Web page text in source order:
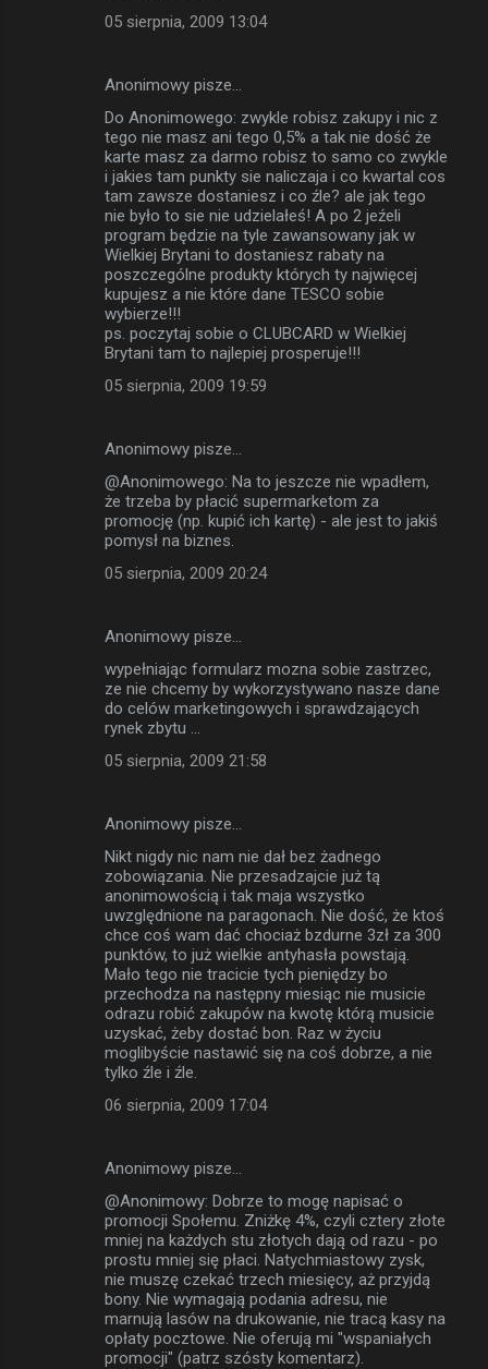
05 sierpnia, 2009 13:04
Anonimowy pisze…
Do Anonimowego: zwykle robisz zakupy i nic z
tego nie masz ani tego 0,5% a tak nie dość że
karte masz za darmo robisz to samo co zwykle
i jakies tam punkty sie naliczaja i co kwartal cos
tam zawsze dostaniesz i co źle? ale jak tego
nie było to sie nie udzielałeś! A po 2 jeźeli
program będzie na tyle zawansowany jak w
Wielkiej Brytani to dostaniesz rabaty na
poszczególne produkty których ty najwięcej
kupujesz a nie które dane TESCO sobie
wybierze!!!
ps. poczytaj sobie o CLUBCARD w Wielkiej
Brytani tam to najlepiej prosperuje!!!
05 sierpnia, 2009 19:59
Anonimowy pisze…
@Anonimowego: Na to jeszcze nie wpadłem,
że trzeba by płacić supermarketom za
promocję (np. kupić ich kartę) - ale jest to jakiś
pomysł na biznes.
05 sierpnia, 2009 20:24
Anonimowy pisze…
wypełniając formularz mozna sobie zastrzec,
ze nie chcemy by wykorzystywano nasze dane
do celów marketingowych i sprawdzających
rynek zbytu ...
05 sierpnia, 2009 21:58
Anonimowy pisze…
Nikt nigdy nic nam nie dał bez żadnego
zobowiązania. Nie przesadzajcie już tą
anonimowością i tak maja wszystko
uwzględnione na paragonach. Nie dość, że ktoś
chce coś wam dać chociaż bzdurne 3zł za 300
punktów, to już wielkie antyhasła powstają.
Mało tego nie tracicie tych pieniędzy bo
przechodza na następny miesiąc nie musicie
odrazu robić zakupów na kwotę którą musicie
uzyskać, żeby dostać bon. Raz w życiu
moglibyście nastawić się na coś dobrze, a nie
tylko źle i źle.
06 sierpnia, 2009 17:04
Anonimowy pisze…
@Anonimowy: Dobrze to mogę napisać o
promocji Społemu. Zniżkę 4%, czyli cztery złote
mniej na każdych stu złotych dają od razu - po
prostu mniej się płaci. Natychmiastowy zysk,
nie muszę czekać trzech miesięcy, aż przyjdą
bony. Nie wymagają podania adresu, nie
marnują lasów na drukowanie, nie tracą kasy na
opłaty pocztowe. Nie oferują mi "wspaniałych
promocji" (patrz szósty komentarz).